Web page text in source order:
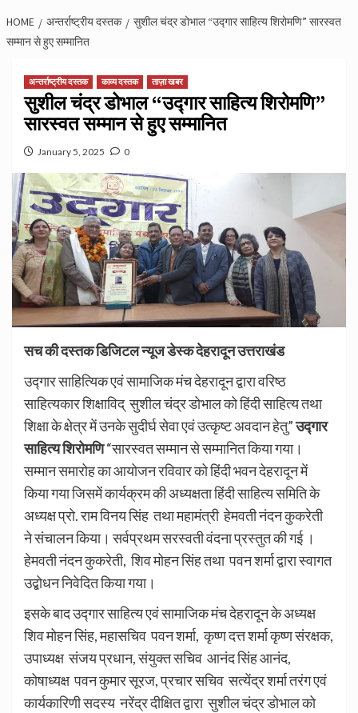
HOME अन्तर्राष्ट्रीय दस्तक
सुशील चंद्र डोभाल “उद्गार साहित्य शिरोमणि” सारस्वत
सम्मान से हुए सम्मानित
अन्तर्राष्ट्रीय दस्तक काव्य दस्तक ताज़ा खबर
सुशील चंद्र डोभाल “उद्गार साहित्य शिरोमणि”
सारस्वत सम्मान से हुए सम्मानित
January 5, 2025 0
सच की दस्तक डिजिटल न्यूज डेस्क देहरादून उत्तराखंड
उद्गार साहित्यिक एवं सामाजिक मंच देहरादून द्वारा वरिष्ठ
साहित्यकार शिक्षाविद् सुशील चंद्र डोभाल को हिंदी साहित्य तथा
शिक्षा के क्षेत्र में उनके सुदीर्घ सेवा एवं उत्कृष्ट अवदान हेतु”उद्गार
साहित्य शिरोमणि“सारस्वत सम्मान से सम्मानित किया गया।
सम्मान समारोह का आयोजन रविवार को हिंदी भवन देहरादून में
किया गया जिसमें कार्यक्रम की अध्यक्षता हिंदी साहित्य समिति के
अध्यक्ष प्रो. राम विनय सिंह तथा महामंत्री हेमवती नंदन कुकरेती
ने संचालन किया। सर्वप्रथम सरस्वती वंदना प्रस्तुत की गई ।
हेमवती नंदन कुकरेती, शिव मोहन सिंह तथा पवन शर्मा द्वारा स्वागत
उद्बोधन निवेदित किया गया।
इसके बाद उद्गार साहित्य एवं सामाजिक मंच देहरादून के अध्यक्ष
शिव मोहन सिंह, महासचिव पवन शर्मा, कृष्ण दत्त शर्मा कृष्ण संरक्षक,
उपाध्यक्ष संजय प्रधान, संयुक्त सचिव आनंद सिंह आनंद,
कोषाध्यक्ष पवन कुमार सूरज, प्रचार सचिव सत्येंद्र शर्मा तरंग एवं
कार्यकारिणी सदस्य नरेंद्र दीक्षित द्वारा सुशील चंद्र डोभाल को